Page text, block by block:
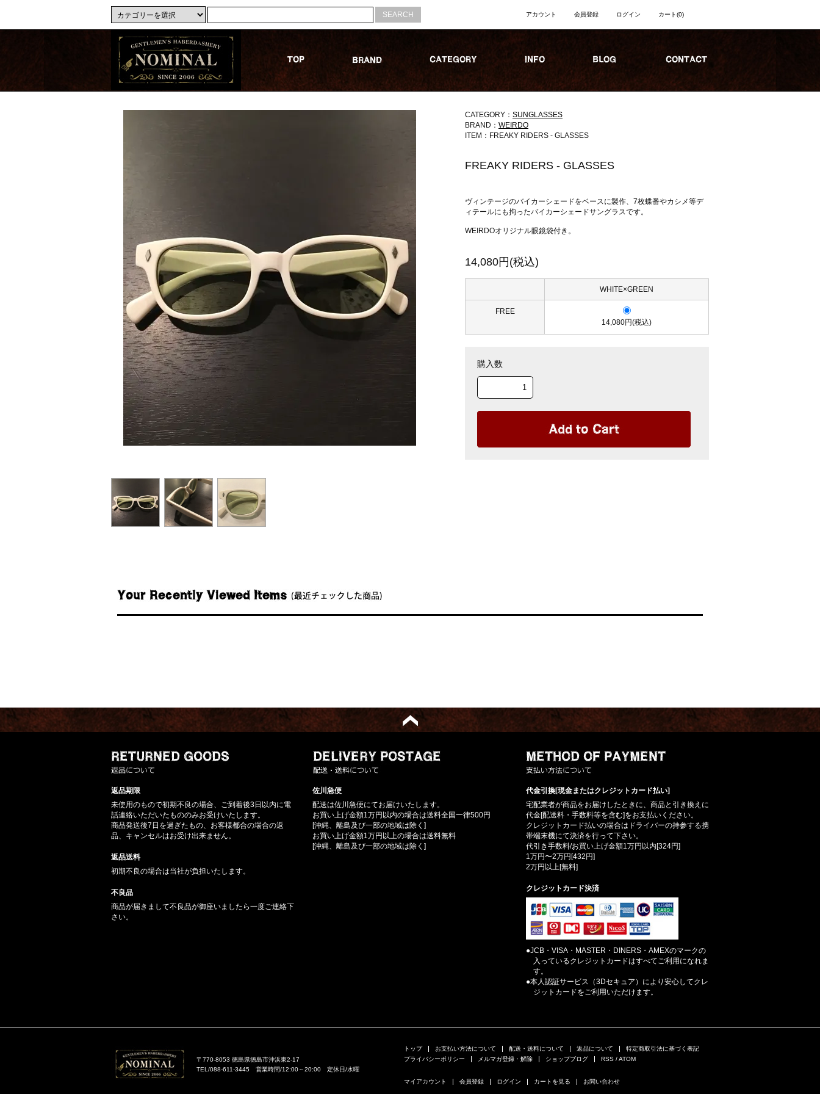
アカウント 会員登録 ログイン カート(0)
CATEGORY： SUNGLASSES
BRAND： WEIRDO
ITEM：FREAKY RIDERS - GLASSES
FREAKY RIDERS - GLASSES
ヴィンテージのバイカーシェードをベースに製作、7枚蝶番やカシメ等デ
ィテールにも拘ったバイカーシェードサングラスです。
WEIRDOオリジナル眼鏡袋付き。
14,080円(税込)
WHITE×GREEN
FREE
14,080円(税込)
購入数
返品期限
未使用のもので初期不良の場合、ご到着後3日以内に電
話連絡いただいたもののみお受けいたします。
商品発送後7日を過ぎたもの、お客様都合の場合の返
品、キャンセルはお受け出来ません。
返品送料
初期不良の場合は当社が負担いたします。
不良品
商品が届きまして不良品が御座いましたら一度ご連絡下
さい。
佐川急便
配送は佐川急便にてお届けいたします。
お買い上げ金額1万円以内の場合は送料全国一律500円
[沖縄、離島及び一部の地域は除く]
お買い上げ金額1万円以上の場合は送料無料
[沖縄、離島及び一部の地域は除く]
代金引換[現金またはクレジットカード払い]
宅配業者が商品をお届けしたときに、商品と引き換えに
代金[配送料・手数料等を含む]をお支払いください。
クレジットカード払いの場合はドライバーの持参する携
帯端末機にて決済を行って下さい。
代引き手数料/お買い上げ金額1万円以内[324円]
1万円〜2万円[432円]
2万円以上[無料]
クレジットカード決済
●JCB・VISA・MASTER・DINERS・AMEXのマークの
入っているクレジットカードはすべてご利用になれま
す。
●本人認証サービス（3Dセキュア）により安心してクレ
ジットカードをご利用いただけます。
〒770-8053 徳島県徳島市沖浜東2-17
TEL/088-611-3445 営業時間/12:00～20:00 定休日/水曜
トップ お支払い方法について 配送・送料について 返品について
特定商取引法に基づく表記
プライバシーポリシー
メルマガ登録・解除 ショップブログ RSS /ATOM
マイアカウント 会員登録 ログイン カートを見る お問い合わせ